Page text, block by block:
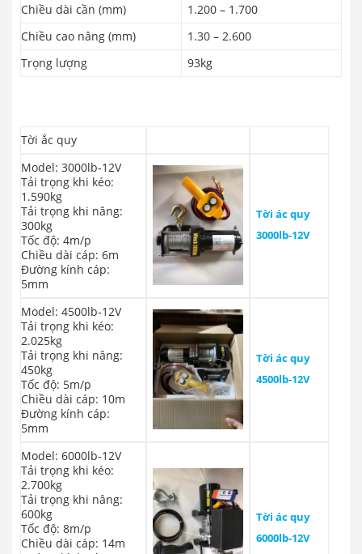
Chiều dài cần (mm)
1.200 – 1.700
Chiều cao nâng (mm)
1.30 – 2.600
Trọng lượng
93kg
Tời ắc quy
Model: 3000lb-12V
Tải trọng khi kéo:
1.590kg
Tải trọng khi nâng:
300kg
Tốc độ: 4m/p
Chiều dài cáp: 6m
Đường kính cáp:
5mm
Tời ác quy
3000lb-12V
Model: 4500lb-12V
Tải trọng khi kéo:
2.025kg
Tải trọng khi nâng:
450kg
Tốc độ: 5m/p
Chiều dài cáp: 10m
Đường kính cáp:
5mm
Tời ác quy
4500lb-12V
Model: 6000lb-12V
Tải trọng khi kéo:
2.700kg
Tải trọng khi nâng:
600kg
Tốc độ: 8m/p
Chiều dài cáp: 14m
Tời ác quy
6000lb-12V